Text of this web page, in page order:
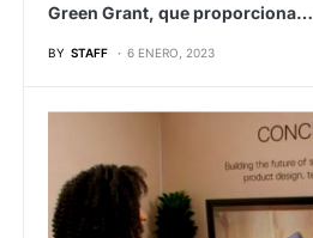
Green Grant, que proporciona…
BY STAFF 6 ENERO, 2023